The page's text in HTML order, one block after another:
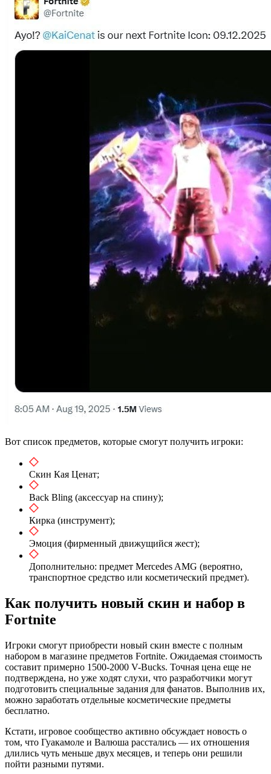
Вот список предметов, которые смогут получить игроки:
Скин Кая Ценат;
Back Bling (аксессуар на спину);
Кирка (инструмент);
Эмоция (фирменный движущийся жест);
Дополнительно: предмет Mercedes AMG (вероятно,
транспортное средство или косметический предмет).
Как получить новый скин и набор в
Fortnite
Игроки смогут приобрести новый скин вместе с полным
набором в магазине предметов Fortnite. Ожидаемая стоимость
составит примерно 1500-2000 V-Bucks. Точная цена еще не
подтверждена, но уже ходят слухи, что разработчики могут
подготовить специальные задания для фанатов. Выполнив их,
можно заработать отдельные косметические предметы
бесплатно.
Кстати, игровое сообщество активно обсуждает новость о
том, что Гуакамоле и Валюша расстались — их отношения
длились чуть меньше двух месяцев, и теперь они решили
пойти разными путями.